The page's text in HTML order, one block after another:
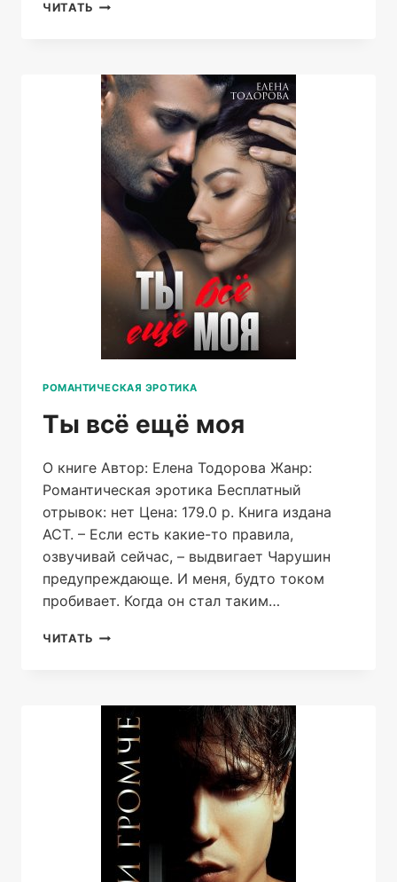
ЧИТАТЬ ОН
РОМАНТИЧЕСКАЯ ЭРОТИКА
Ты всё ещё моя
О книге Автор: Елена Тодорова Жанр:
Романтическая эротика Бесплатный
отрывок: нет Цена: 179.0 р. Книга издана
АСТ. – Если есть какие-то правила,
озвучивай сейчас, – выдвигает Чарушин
предупреждающе. И меня, будто током
пробивает. Когда он стал таким…
ЧИТАТЬ ТЫ